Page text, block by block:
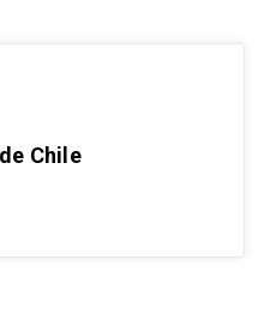
Chile